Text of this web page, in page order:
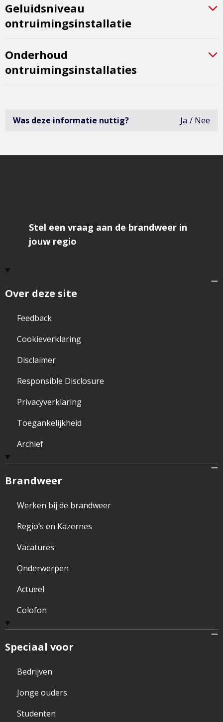
Geluidsniveau
ontruimingsinstallatie
Onderhoud
ontruimingsinstallaties
Was deze informatie nuttig? Ja Nee
Over deze site
Feedback
Cookieverklaring
Disclaimer
Responsible Disclosure
Privacyverklaring
Toegankelijkheid
Archief
Brandweer
Werken bij de brandweer
Regio’s en Kazernes
Vacatures
Onderwerpen
Actueel
Colofon
Speciaal voor
Bedrijven
Jonge ouders
Studenten
Stel een vraag aan de brandweer in
jouw regio